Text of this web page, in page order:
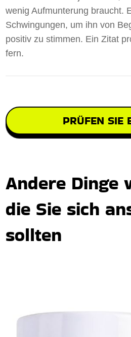
wenig Aufmunterung braucht.
Schwingungen, um ihn von
positiv zu stimmen. Ein Zitat
fern.
PRÜFEN SIE
Andere Dinge
die Sie sich
sollten